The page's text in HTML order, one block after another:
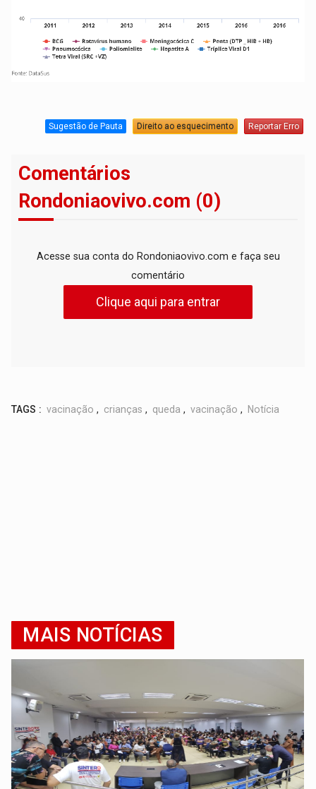
Sugestão de Pauta Direito ao esquecimento Reportar Erro
Comentários
Rondoniaovivo.com (0)
Acesse sua conta do Rondoniaovivo.com e faça seu
comentário
Clique aqui para entrar
TAGS : vacinação , crianças , queda , vacinação , Notícia
MAIS NOTÍCIAS